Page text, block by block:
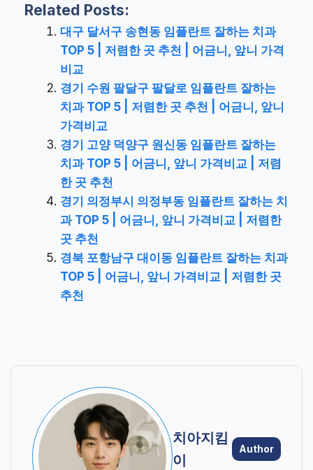
Related Posts:
대구 달서구 송현동 임플란트 잘하는 치과
TOP 5 | 저렴한 곳 추천 | 어금니, 앞니 가격
비교
경기 수원 팔달구 팔달로 임플란트 잘하는
치과 TOP 5 | 저렴한 곳 추천 | 어금니, 앞니
가격비교
경기 고양 덕양구 원신동 임플란트 잘하는
치과 TOP 5 | 어금니, 앞니 가격비교 | 저렴
한 곳 추천
경기 의정부시 의정부동 임플란트 잘하는 치
과 TOP 5 | 어금니, 앞니 가격비교 | 저렴한
곳 추천
경북 포항남구 대이동 임플란트 잘하는 치과
TOP 5 | 어금니, 앞니 가격비교 | 저렴한 곳
추천
치아지킴
이
Author